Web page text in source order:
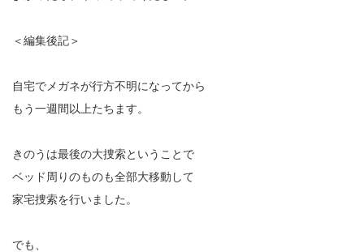
＜編集後記＞
自宅でメガネが行方不明になってから
もう一週間以上たちます。
きのうは最後の大捜索ということで
ベッド周りのものも全部大移動して
家宅捜索を行いました。
でも、